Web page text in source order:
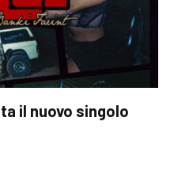
il nuovo singolo